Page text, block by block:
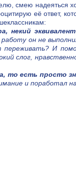
смею надеяться
её ответ,
некий
он не
И
слог,
то есть просто
и поработал